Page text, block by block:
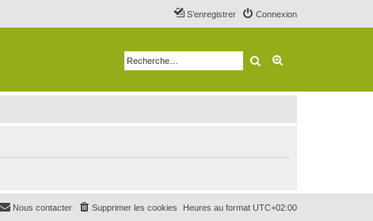
Connexion
S’enregistrer
Rechercher
Heures au format UTC+02:00
Supprimer les cookies
Nous contacter